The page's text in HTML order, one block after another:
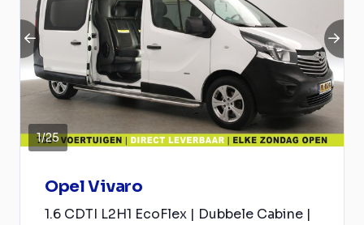
1/25
Opel Vivaro
1.6 CDTI L2H1 EcoFlex | Dubbele Cabine |